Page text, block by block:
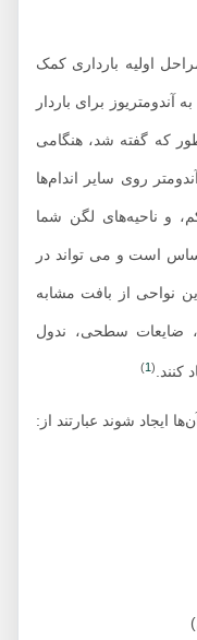
اولیه بارداری کمک
برای باردار
گفته شد، هنگامی
روی سایر اندام‌ها
لگن شما
و می تواند در
از بافت مشابه
سطحی، ندول
1
)
شوند عبارتند از: